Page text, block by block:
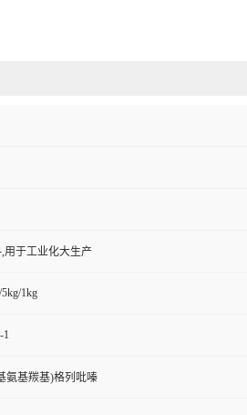
用于工业化大生产
1kg
1
氨基羰基)格列吡嗪